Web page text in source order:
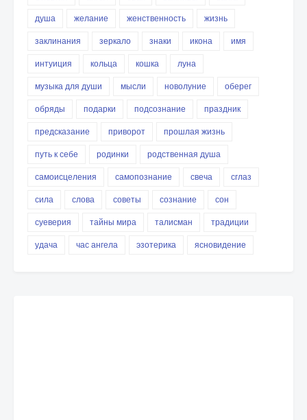
душа
желание женственность
жизнь
заклинания
зеркало знаки икона
имя
интуиция
кольца кошка
луна
музыка для души
мысли новолуние
оберег
обряды
подарки подсознание
праздник
предсказание
приворот
прошлая жизнь
путь к себе
родинки
родственная душа
самоисцеления
самопознание свеча
сглаз
сила
слова советы сознание
сон
суеверия
тайны мира талисман
традиции
удача
час ангела эзотерика ясновидение